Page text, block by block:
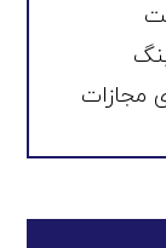
مجازات